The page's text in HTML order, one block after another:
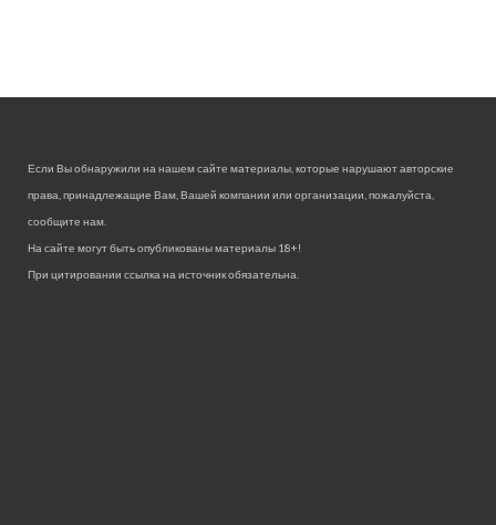
Если Вы обнаружили на нашем сайте материалы, которые нарушают авторские
права, принадлежащие Вам, Вашей компании или организации, пожалуйста,
сообщите нам.
На сайте могут быть опубликованы материалы 18+!
При цитировании ссылка на источник обязательна.